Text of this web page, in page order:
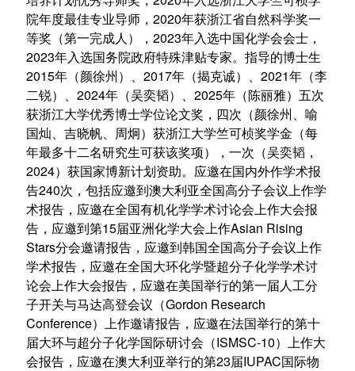
院年度最佳专业导师， 2020年获浙江省自然科学奖一
等奖（第一完成人）， 2023年入选中国化学会会士，
2023年入选国务院政府特殊津贴专家。指导的博士生
2015年（颜徐州）、 2017年（揭克诚）、 2021年（李
二锐）、 2024年（吴奕韬）、 2025年（陈丽雅）五次
获浙江大学优秀博士学位论文奖，四次（颜徐州、喻
国灿、吉晓帆、周炯）获浙江大学竺可桢奖学金（每
年最多十二名研究生可获该奖项），一次（吴奕韬，
2024）获国家博新计划资助。应邀在国内外作学术报
告240次，包括应邀到澳大利亚全国高分子会议上作学
术报告，应邀在全国有机化学学术讨论会上作大会报
告，应邀到第15届亚洲化学大会上作Asian Rising
Stars分会邀请报告，应邀到韩国全国高分子会议上作
学术报告，应邀在全国大环化学暨超分子化学学术讨
论会上作大会报告，应邀在美国举行的第一届人工分
子开关与马达高登会议（Gordon Research
Conference）上作邀请报告，应邀在法国举行的第十
届大环与超分子化学国际研讨会（ISMSC-10）上作大
会报告，应邀在澳大利亚举行的第23届IUPAC国际物